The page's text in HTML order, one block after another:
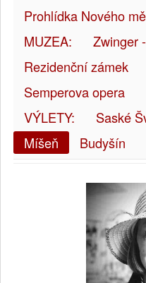
Prohlídka Nového
MUZEA:
Zwinger
Rezidenční zámek
Semperova opera
VÝLETY:
Saské
Míšeň
Budyšín